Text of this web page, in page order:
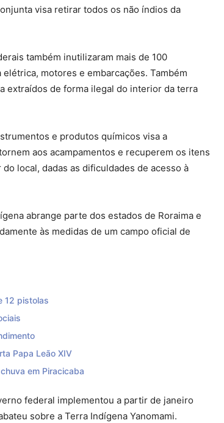
visa retirar todos os não índios da
também inutilizaram mais de 100
motores e embarcações. Também
extraídos de forma ilegal do interior da terra
e produtos químicos visa a
aos acampamentos e recuperem os itens
local, dadas as dificuldades de acesso à
abrange parte dos estados de Roraima e
às medidas de um campo oficial de
12 pistolas
Papa Leão XIV
em Piracicaba
federal implementou a partir de janeiro
sobre a Terra Indígena Yanomami.